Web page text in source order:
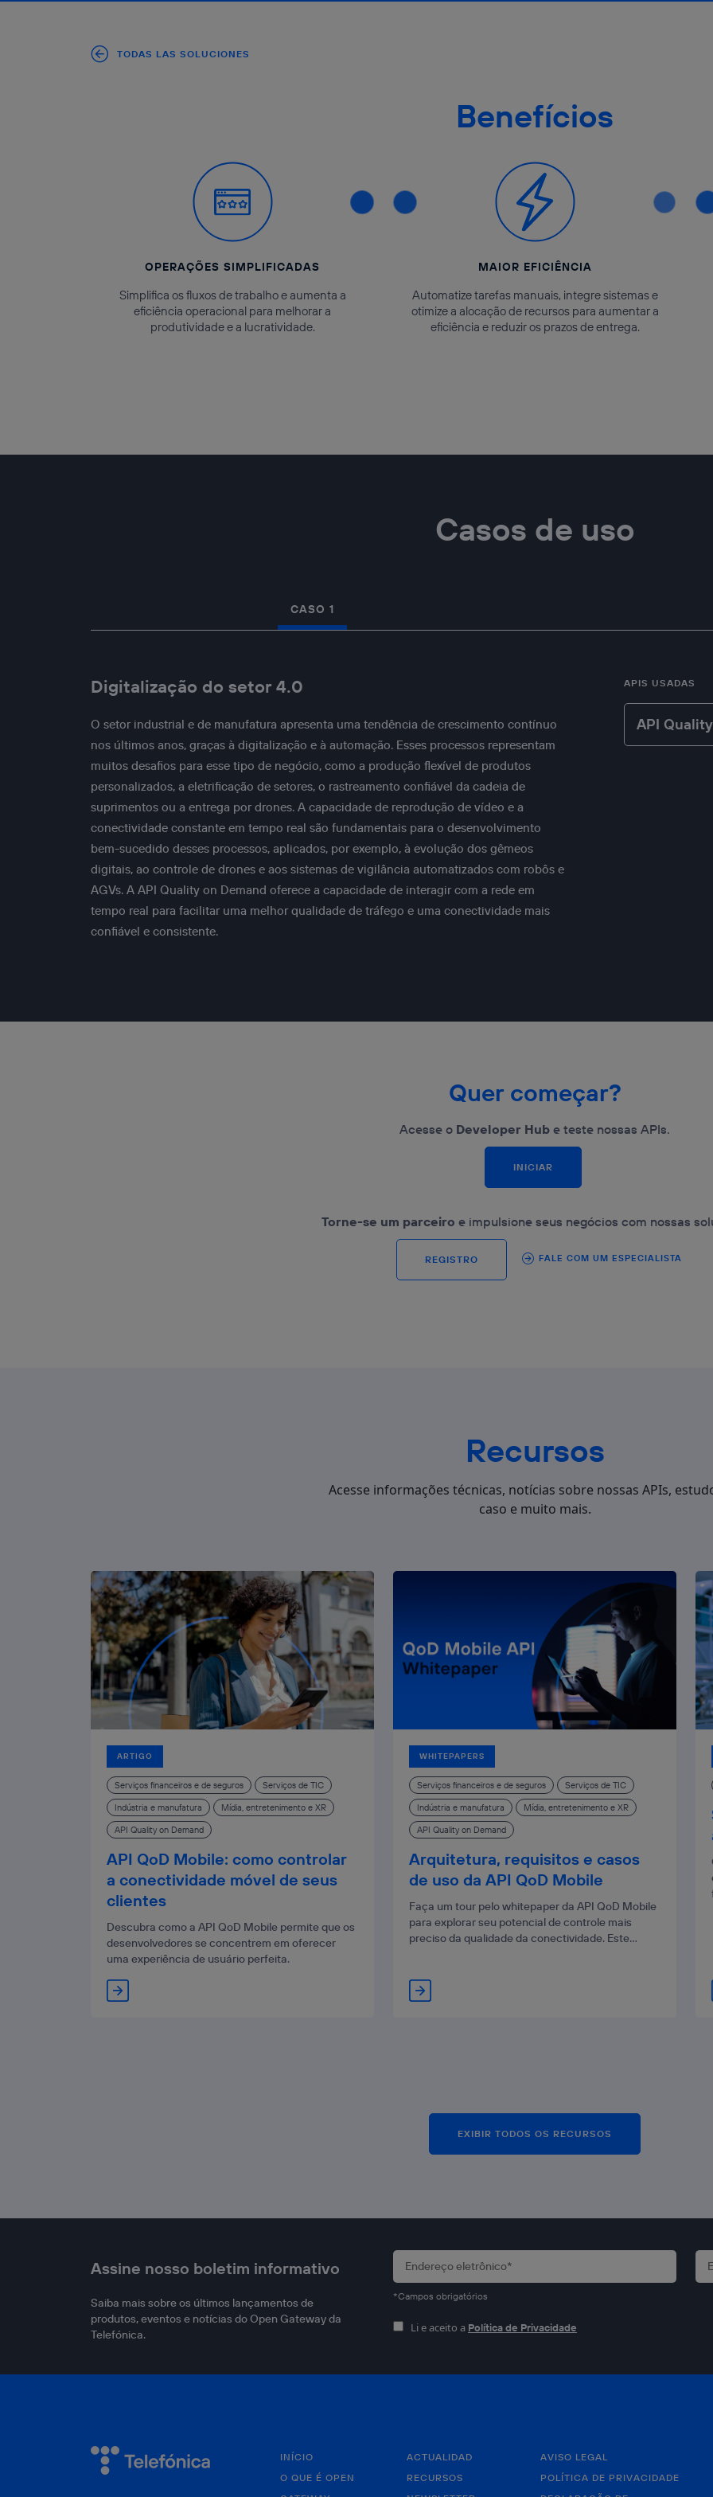
TODAS LAS SOLUCIONES
Benefícios
OPERAÇÕES SIMPLIFICADAS
Simplifica os fluxos de trabalho e aumenta a
eficiência operacional para melhorar a
produtividade e a lucratividade.
MAIOR EFICIÊNCIA
Automatize tarefas manuais, integre sistemas e
otimize a alocação de recursos para aumentar a
eficiência e reduzir os prazos de entrega.
Casos de uso
CASO 1
Digitalização do setor 4.0
O setor industrial e de manufatura apresenta uma tendência de crescimento contínuo
nos últimos anos, graças à digitalização e à automação. Esses processos representam
muitos desafios para esse tipo de negócio, como a produção flexível de produtos
personalizados, a eletrificação de setores, o rastreamento confiável da cadeia de
suprimentos ou a entrega por drones. A capacidade de reprodução de vídeo e a
conectividade constante em tempo real são fundamentais para o desenvolvimento
bem-sucedido desses processos, aplicados, por exemplo, à evolução dos gêmeos
digitais, ao controle de drones e aos sistemas de vigilância automatizados com robôs e
AGVs. A API Quality on Demand oferece a capacidade de interagir com a rede em
tempo real para facilitar uma melhor qualidade de tráfego e uma conectividade mais
confiável e consistente.
APIS USADAS
API
Quer começar?
Acesse o Developer Hub e teste nossas APIs.
INICIAR
Torne-se um parceiro e impulsione seus negócios com nossas
REGISTRO FALE COM UM ESPECIALISTA
Recursos
Acesse informações técnicas, notícias sobre nossas APIs,
caso e muito mais.
ARTIGO
Serviços financeiros e de seguros
Serviços de TIC
Indústria e manufatura
Mídia, entretenimento e XR
API Quality on Demand
API QoD Mobile: como controlar
a conectividade móvel de seus
clientes
Descubra como a API QoD Mobile permite que os
desenvolvedores se concentrem em oferecer
uma experiência de usuário perfeita.
WHITEPAPERS
Serviços financeiros e de seguros
Serviços de TIC
Indústria e manufatura
Mídia, entretenimento e XR
API Quality on Demand
Arquitetura, requisitos e casos
de uso da API QoD Mobile
Faça um tour pelo whitepaper da API QoD Mobile
para explorar seu potencial de controle mais
preciso da qualidade da conectividade. Este
benefícios e informações detalhadas sobre como
implementá-la corretamente. Com sua
EXIBIR TODOS OS RECURSOS
Assine nosso boletim informativo
Saiba mais sobre os últimos lançamentos de
produtos, eventos e notícias do Open Gateway da
Telefónica.
*Campos obrigatórios
Li e aceito a Política de Privacidade
INÍCIO
O QUE É OPEN
ACTUALIDAD
RECURSOS
AVISO LEGAL
POLÍTICA DE PRIVACIDADE